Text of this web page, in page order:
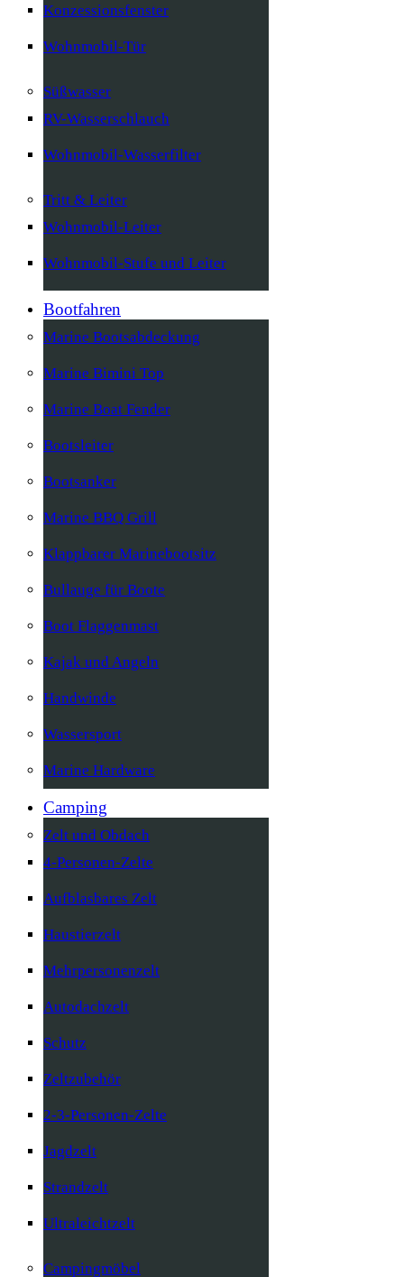
Konzessionsfenster
Wohnmobil-Tür
Süßwasser
RV-Wasserschlauch
Wohnmobil-Wasserfilter
Tritt & Leiter
Wohnmobil-Leiter
Wohnmobil-Stufe und Leiter
Bootfahren
Marine Bootsabdeckung
Marine Bimini Top
Marine Boat Fender
Bootsleiter
Bootsanker
Marine BBQ Grill
Klappbarer Marinebootsitz
Bullauge für Boote
Boot Flaggenmast
Kajak und Angeln
Handwinde
Wassersport
Marine Hardware
Camping
Zelt und Obdach
4-Personen-Zelte
Aufblasbares Zelt
Haustierzelt
Mehrpersonenzelt
Autodachzelt
Schutz
Zeltzubehör
2-3-Personen-Zelte
Jagdzelt
Strandzelt
Ultraleichtzelt
Campingmöbel